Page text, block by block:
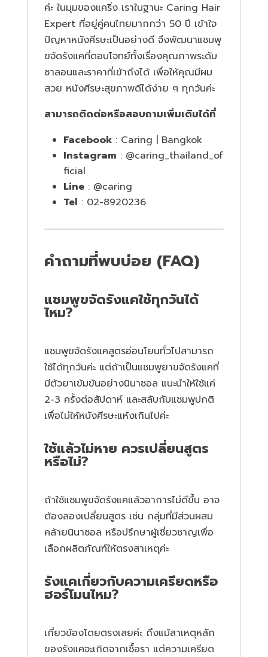
ค่ะ ในมุมของแคริ่ง เราในฐานะ Caring Hair
Expert ที่อยู่คู่คนไทยมากกว่า 50 ปี เข้าใจ
ปัญหาหนังศีรษะเป็นอย่างดี จึงพัฒนาแชมพู
ขจัดรังแคที่ตอบโจทย์ทั้งเรื่องคุณภาพระดับ
ซาลอนและราคาที่เข้าถึงได้ เพื่อให้คุณมีผม
สวย หนังศีรษะสุขภาพดีได้ง่าย ๆ ทุกวันค่ะ
สามารถติดต่อหรือสอบถามเพิ่มเติมได้ที่
Facebook : Caring | Bangkok
Instagram : @caring_thailand_of
ficial
Line : @caring
Tel : 02-8920236
คำถามที่พบบ่อย (FAQ)
แชมพูขจัดรังแคใช้ทุกวันได้
ไหม?
แชมพูขจัดรังแคสูตรอ่อนโยนทั่วไปสามารถ
ใช้ได้ทุกวันค่ะ แต่ถ้าเป็นแชมพูยาขจัดรังแคที่
มีตัวยาเข้มข้นอย่างนินาซอล แนะนำให้ใช้แค่
2-3 ครั้งต่อสัปดาห์ และสลับกับแชมพูปกติ
เพื่อไม่ให้หนังศีรษะแห้งเกินไปค่ะ
ใช้แล้วไม่หาย ควรเปลี่ยนสูตร
หรือไม่?
ถ้าใช้แชมพูขจัดรังแคแล้วอาการไม่ดีขึ้น อาจ
ต้องลองเปลี่ยนสูตร เช่น กลุ่มที่มีส่วนผสม
คล้ายนินาซอล หรือปรึกษาผู้เชี่ยวชาญเพื่อ
เลือกผลิตภัณฑ์ให้ตรงสาเหตุค่ะ
รังแคเกี่ยวกับความเครียดหรือ
ฮอร์โมนไหม?
เกี่ยวข้องโดยตรงเลยค่ะ ถึงแม้สาเหตุหลัก
ของรังแคจะเกิดจากเชื้อรา แต่ความเครียด